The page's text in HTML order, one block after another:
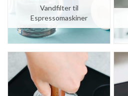
Vandfilter til
Espressomaskiner